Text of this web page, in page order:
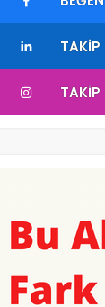
TAKIP
TAKIP